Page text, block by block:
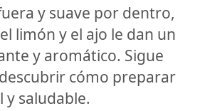
y suave por dentro,
limón y el ajo le dan un
y aromático. Sigue
cómo preparar
y saludable.